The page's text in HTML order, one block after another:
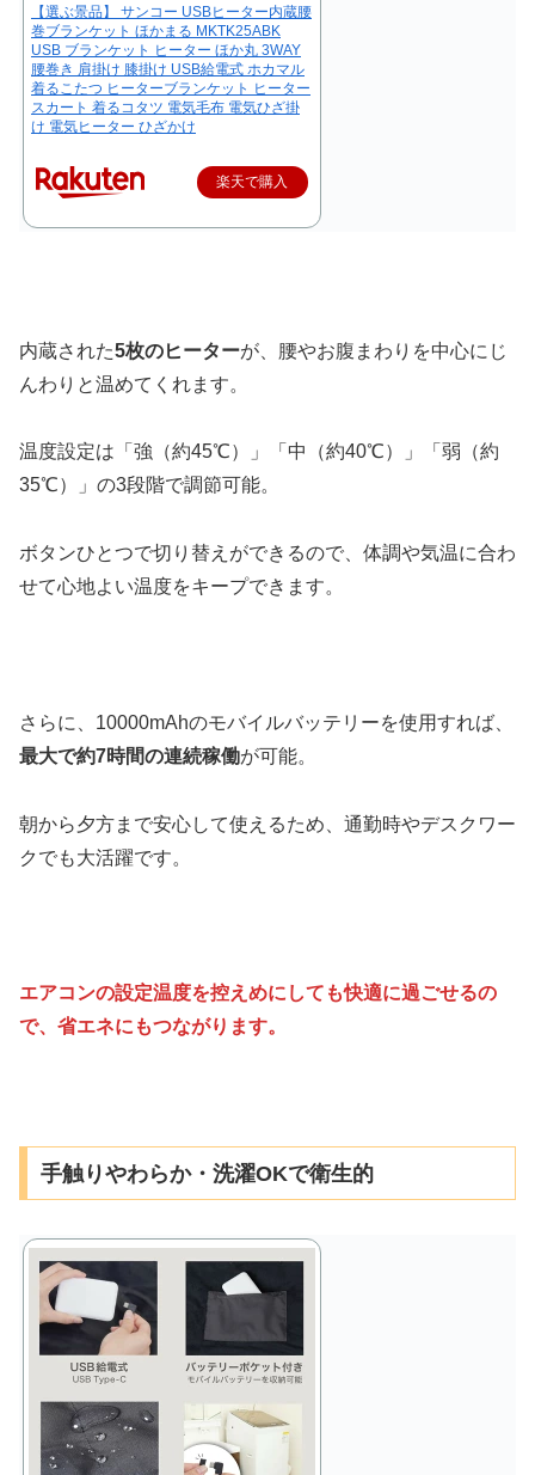
【選ぶ景品】 サンコー USBヒーター内蔵腰
巻ブランケット ほかまる MKTK25ABK
USB ブランケット ヒーター ほか丸 3WAY
腰巻き 肩掛け 膝掛け USB給電式 ホカマル
着るこたつ ヒーターブランケット ヒーター
スカート 着るコタツ 電気毛布 電気ひざ掛
け 電気ヒーター ひざかけ
楽天で購入
内蔵された5枚のヒーターが、腰やお腹まわりを中心にじ
んわりと温めてくれます。
温度設定は「強（約45℃）」「中（約40℃）」「弱（約
35℃）」の3段階で調節可能。
ボタンひとつで切り替えができるので、体調や気温に合わ
せて心地よい温度をキープできます。
さらに、10000mAhのモバイルバッテリーを使用すれば、
最大で約7時間の連続稼働が可能。
朝から夕方まで安心して使えるため、通勤時やデスクワー
クでも大活躍です。
エアコンの設定温度を控えめにしても快適に過ごせるの
で、省エネにもつながります。
手触りやわらか・洗濯OKで衛生的